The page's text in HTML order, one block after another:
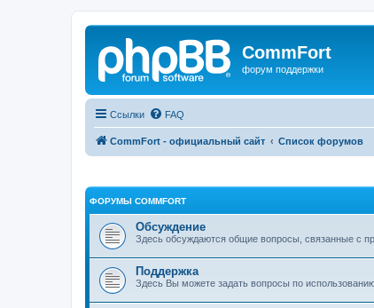
CommFort
форум поддержки
Ссылки FAQ
CommFort - официальный сайт Список форумов
ФОРУМЫ COMMFORT
Обсуждение
Здесь обсуждаются общие вопросы, связанные с
Поддержка
Здесь Вы можете задать вопросы по